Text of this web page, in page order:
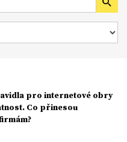
pro internetové obry
Co přinesou